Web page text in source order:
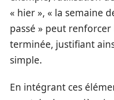
« hier », « la semaine
passé » peut renforcer
terminée, justifiant
simple.
En intégrant ces